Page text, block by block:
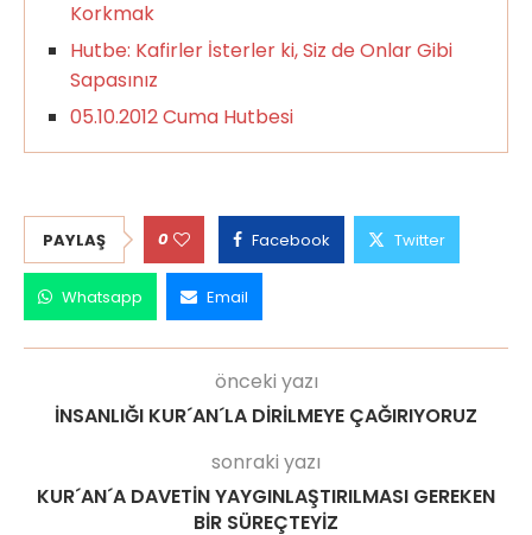
Korkmak
Hutbe: Kafirler İsterler ki, Siz de Onlar Gibi
Sapasınız
05.10.2012 Cuma Hutbesi
PAYLAŞ 0 Facebook Twitter
Whatsapp Email
önceki yazı
İNSANLIĞI KUR´AN´LA DİRİLMEYE ÇAĞIRIYORUZ
sonraki yazı
KUR´AN´A DAVETİN YAYGINLAŞTIRILMASI GEREKEN
BİR SÜREÇTEYİZ